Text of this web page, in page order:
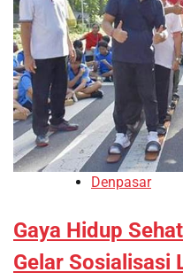
Denpasar
Gaya Hidup
Gelar Sosialisasi